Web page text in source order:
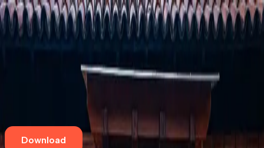
Cursos e Workshops
Download